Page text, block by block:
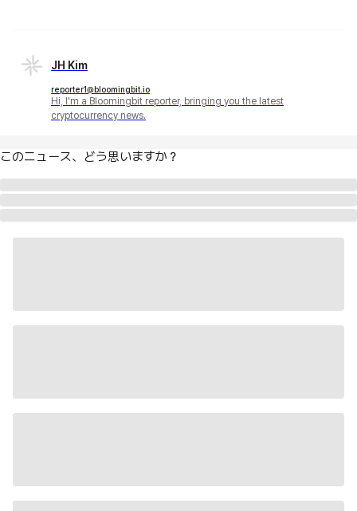
JH Kim
reporter1@bloomingbit.io
Hi, I'm a Bloomingbit reporter, bringing you the latest
cryptocurrency news.
このニュース、どう思いますか？